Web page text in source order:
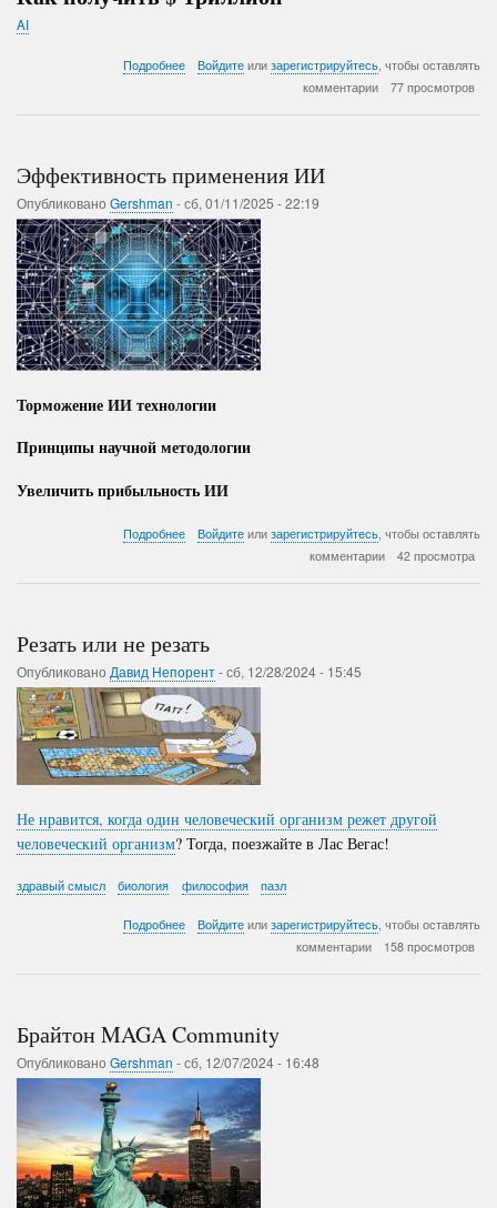
AI
Подробнее
с
Claude
недополученных
сотнях
$
миллиардов
Войдите или зарегистрируйтесь , чтобы оставлять
комментарии
77 просмотров
Эффективность применения ИИ
Опубликовано Gershman -сб, 01/11/2025 - 22:19
Торможение ИИ технологии
Принципы научной методологии
Увеличить прибыльность ИИ
Подробнее
ИИ
Войдите или зарегистрируйтесь , чтобы оставлять
комментарии
42 просмотра
Резать или не резать
Опубликовано Давид Непорент-сб, 12/28/2024 - 15:45
Не нравится, когда один человеческий организм режет другой
человеческий организм? Тогда, поезжайте в Лас Вегас!
здравый смысл биология философия пазл
Подробнее
не
Войдите или зарегистрируйтесь, чтобы оставлять
комментарии
158 просмотров
Брайтон MAGA Community
Опубликовано Gershman -сб, 12/07/2024 - 16:48